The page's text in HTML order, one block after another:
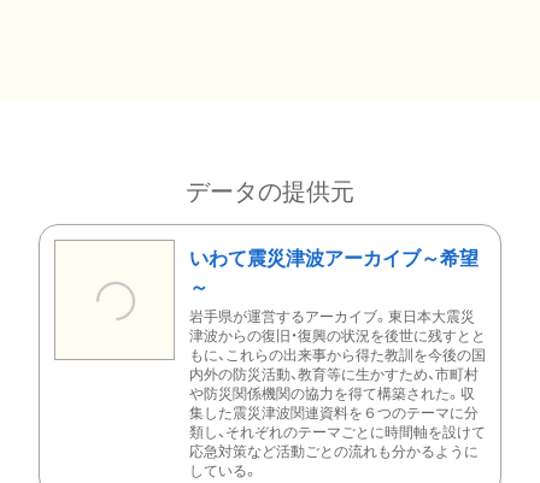
データの提供元
いわて震災津波アーカイブ～希望
～
岩手県が運営するアーカイブ。東日本大震災
津波からの復旧・復興の状況を後世に残すとと
もに、これらの出来事から得た教訓を今後の国
内外の防災活動、教育等に生かすため、市町村
や防災関係機関の協力を得て構築された。収
集した震災津波関連資料を６つのテーマに分
類し、それぞれのテーマごとに時間軸を設けて
応急対策など活動ごとの流れも分かるように
している。